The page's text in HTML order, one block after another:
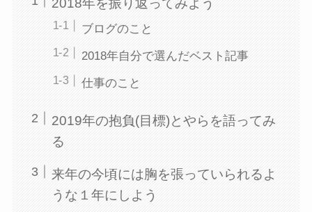
2018年を振り返ってみよう
ブログのこと
2018年自分で選んだベスト記事
仕事のこと
2019年の抱負(目標)とやらを語ってみ
る
来年の今頃には胸を張っていられるよ
うな１年にしよう